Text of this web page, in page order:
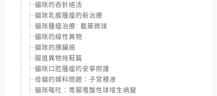
貓咪的吞針絕活
貓咪乳腺腫瘤的新治療
貓咪腫瘤治療: 載藥微球
貓咪的線性異物
貓咪的胰臟癌
腸道異物拖鞋篇
貓咪口腔腫瘤的安寧照護
母貓的婦科問題：子宮積液
貓咪嘔吐：胃腸嗜酸性球增生病變